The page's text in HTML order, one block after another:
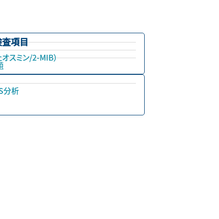
項目
スミン/2-MIB）
分析